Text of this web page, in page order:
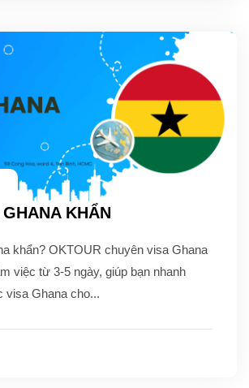
KHẨN
khẩn? OKTOUR chuyên visa Ghana
việc từ 3-5 ngày, giúp bạn nhanh
visa Ghana cho...